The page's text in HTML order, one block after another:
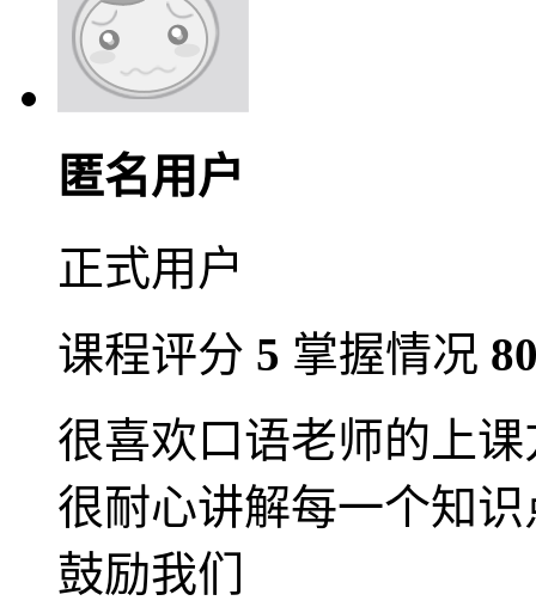
匿名用户
正式用户
课程评分 5 掌握情况
很喜欢口语老师的上
很耐心讲解每一个知
鼓励我们